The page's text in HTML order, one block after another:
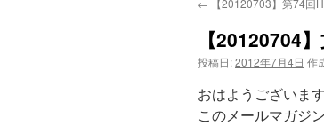
← 【20120703】第74回
【20120704
投稿日:2012年7月4日 作
おはようございます
このメールマガジ